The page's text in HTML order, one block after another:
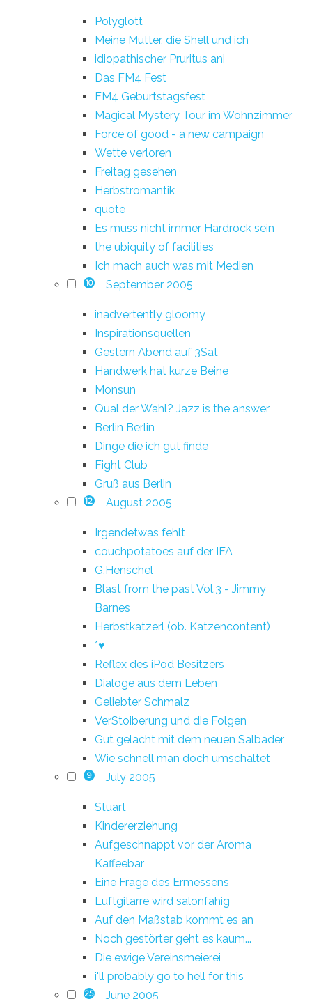
Polyglott
Meine Mutter, die Shell und ich
idiopathischer Pruritus ani
Das FM4 Fest
FM4 Geburtstagsfest
Magical Mystery Tour im Wohnzimmer
Force of good - a new campaign
Wette verloren
Freitag gesehen
Herbstromantik
quote
Es muss nicht immer Hardrock sein
the ubiquity of facilities
Ich mach auch was mit Medien
10 September 2005
inadvertently gloomy
Inspirationsquellen
Gestern Abend auf 3Sat
Handwerk hat kurze Beine
Monsun
Qual der Wahl? Jazz is the answer
Berlin Berlin
Dinge die ich gut finde
Fight Club
Gruß aus Berlin
12 August 2005
Irgendetwas fehlt
couchpotatoes auf der IFA
G.Henschel
Blast from the past Vol.3 - Jimmy
Barnes
Herbstkatzerl (ob. Katzencontent)
*♥
Reflex des iPod Besitzers
Dialoge aus dem Leben
Geliebter Schmalz
VerStoiberung und die Folgen
Gut gelacht mit dem neuen Salbader
Wie schnell man doch umschaltet
9 July 2005
Stuart
Kindererziehung
Aufgeschnappt vor der Aroma
Kaffeebar
Eine Frage des Ermessens
Luftgitarre wird salonfähig
Auf den Maßstab kommt es an
Noch gestörter geht es kaum...
Die ewige Vereinsmeierei
i'll probably go to hell for this
25 June 2005